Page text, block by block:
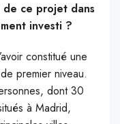
ce projet dans
investi ?
constitué une
premier niveau.
dont 30
à Madrid,